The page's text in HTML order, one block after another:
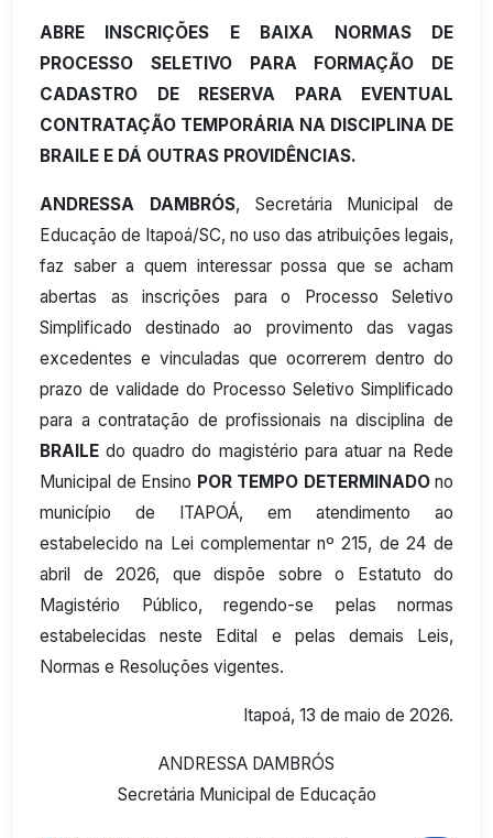
ABRE INSCRIÇÕES E BAIXA NORMAS DE
PROCESSO SELETIVO PARA FORMAÇÃO DE
CADASTRO DE RESERVA PARA EVENTUAL
CONTRATAÇÃO TEMPORÁRIA NA DISCIPLINA DE
BRAILE E DÁ OUTRAS PROVIDÊNCIAS.
ANDRESSA DAMBRÓS, Secretária Municipal de
Educação de Itapoá/SC, no uso das atribuições legais,
faz saber a quem interessar possa que se acham
abertas as inscrições para o Processo Seletivo
Simplificado destinado ao provimento das vagas
excedentes e vinculadas que ocorrerem dentro do
prazo de validade do Processo Seletivo Simplificado
para a contratação de profissionais na disciplina de
BRAILE do quadro do magistério para atuar na Rede
Municipal de Ensino POR TEMPO DETERMINADOno
município de ITAPOÁ, em atendimento ao
estabelecido na Lei complementar nº 215, de 24 de
abril de 2026, que dispõe sobre o Estatuto do
Magistério Público, regendo-se pelas normas
estabelecidas neste Edital e pelas demais Leis,
Normas e Resoluções vigentes.
Itapoá, 13 de maio de 2026.
ANDRESSA DAMBRÓS
Secretária Municipal de Educação